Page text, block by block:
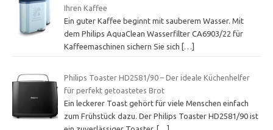
Ihren Kaffee
Ein guter Kaffee beginnt mit sauberem Wasser. Mit
dem Philips AquaClean Wasserfilter CA6903/22 für
Kaffeemaschinen sichern Sie sich
[…]
Philips Toaster HD2581/90 – Der ideale Küchenhelfer
für perfekt getoastetes Brot
Ein leckerer Toast gehört für viele Menschen einfach
zum Frühstück dazu. Der Philips Toaster HD2581/90 ist